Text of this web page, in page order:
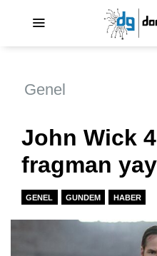
Genel
John Wick
fragman
GENEL GUNDEM HABER